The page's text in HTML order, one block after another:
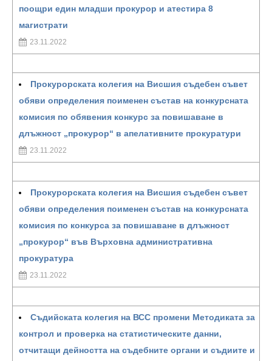
поощри един младши прокурор и атестира 8
магистрати
23.11.2022
Прокурорската колегия на Висшия съдебен съвет
обяви определения поименен състав на конкурсната
комисия по обявения конкурс за повишаване в
длъжност „прокурор“ в апелативните прокуратури
23.11.2022
Прокурорската колегия на Висшия съдебен съвет
обяви определения поименен състав на конкурсната
комисия по конкурса за повишаване в длъжност
„прокурор“ във Върховна административна
прокуратура
23.11.2022
Съдийската колегия на ВСС промени Методиката за
контрол и проверка на статистическите данни,
отчитащи дейността на съдебните органи и съдиите и